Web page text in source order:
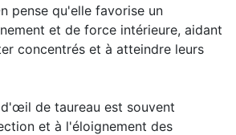
pense qu'elle favorise un
et de force intérieure, aidant
concentrés et à atteindre leurs
de taureau est souvent
et à l'éloignement des